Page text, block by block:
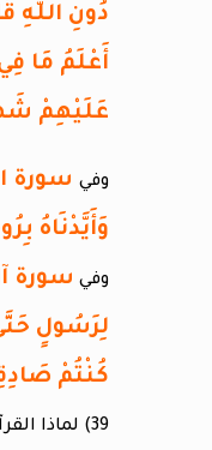
دُونِ اللَّهِ
أَعْلَمُ مَا
عَلَيْهِمْ
وفي
وَأَيَّدْنَاهُ
وفي
لِرَسُولٍ
كُنْتُمْ
39) لماذا القرآن في الآيات السابقة يؤكد على موت المسيح بكلمة وفاة أو موت ويؤكد موته بالقتل ؟